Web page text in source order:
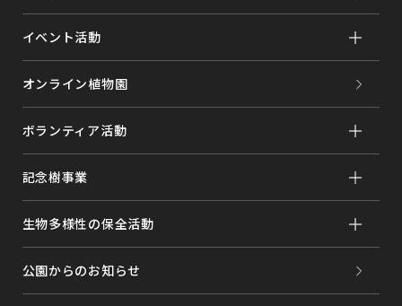
イベント活動
オンライン植物園
ボランティア活動
記念樹事業
生物多様性の保全活動
公園からのお知らせ